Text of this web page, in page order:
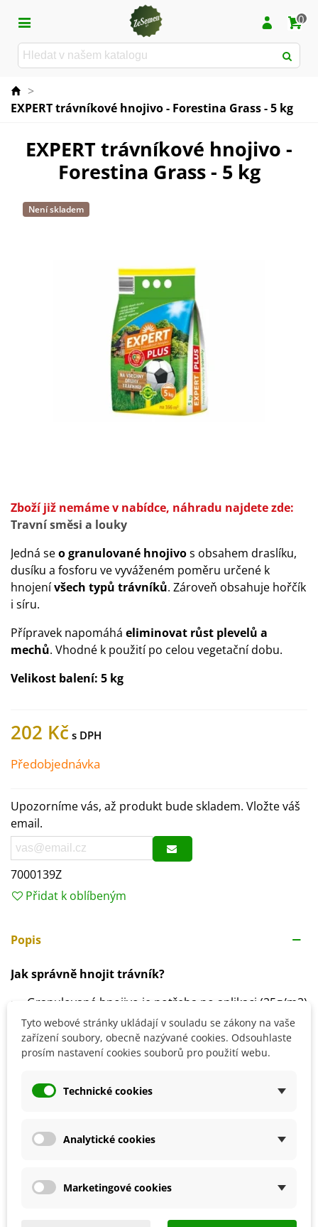
0
>
EXPERT trávníkové hnojivo - Forestina Grass - 5 kg
EXPERT trávníkové hnojivo -
Forestina Grass - 5 kg
Není skladem
Zboží již nemáme v nabídce, náhradu najdete zde:
Travní směsi a louky
Jedná seo granulované hnojivos obsahem draslíku,
dusíku a fosforu ve vyváženém poměru určené k
hnojenívšech typů trávníků. Zároveň obsahuje hořčík
i síru.
Přípravek napomáhá eliminovat růst plevelů a
mechů. Vhodné k použití po celou vegetační dobu.
Velikost balení: 5 kg
202 Kč
Předobjednávka
Upozorníme vás, až produkt bude skladem. Vložte váš
email.
7000139Z
Přidat k oblíbeným
Popis
Jak správně hnojit trávník?
Granulované hnojivo je potřeba po aplikaci (25g/m2)
zavlažit dávkou 10 až 15l/m2.
Intenzivně zatěžovaný trávník by se měl hnojit
každých 15 dní.
SOUVISEJÍCÍ PRODUKTY
Tyto webové stránky ukládají v souladu se zákony na vaše
zařízení soubory, obecně nazývané cookies. Odsouhlaste
prosím nastavení cookies souborů pro použití webu.
Technické cookies
Analytické cookies
Marketingové cookies